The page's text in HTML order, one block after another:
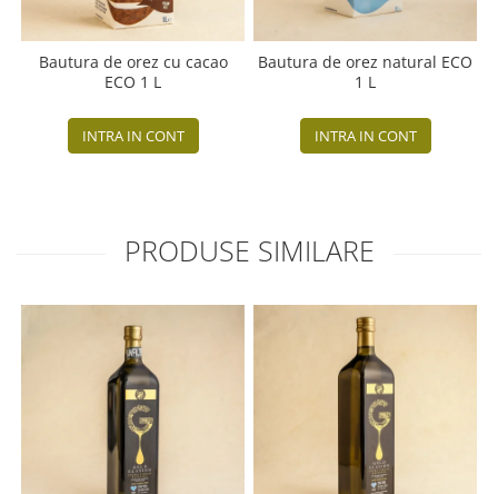
Bautura de orez cu cacao
ECO 1 L
INTRA IN CONT
Bautura de orez natural ECO
1 L
INTRA IN CONT
PRODUSE SIMILARE